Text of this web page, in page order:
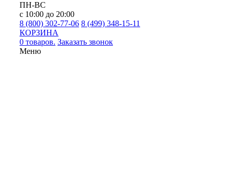
ПН-ВС
с 10:00 до 20:00
8 (800) 302-77-06 8 (499) 348-15-11
КОРЗИНА
0 товаров. Заказать звонок
Меню